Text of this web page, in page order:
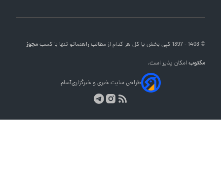
© 1403 - 1397 کپی بخش یا کل هر کدام از مطالب راهنماتو تنها با کسبمجوز
مکتوبامکان پذیر است.
طراحی سایت خبری و خبرگزاریآسام